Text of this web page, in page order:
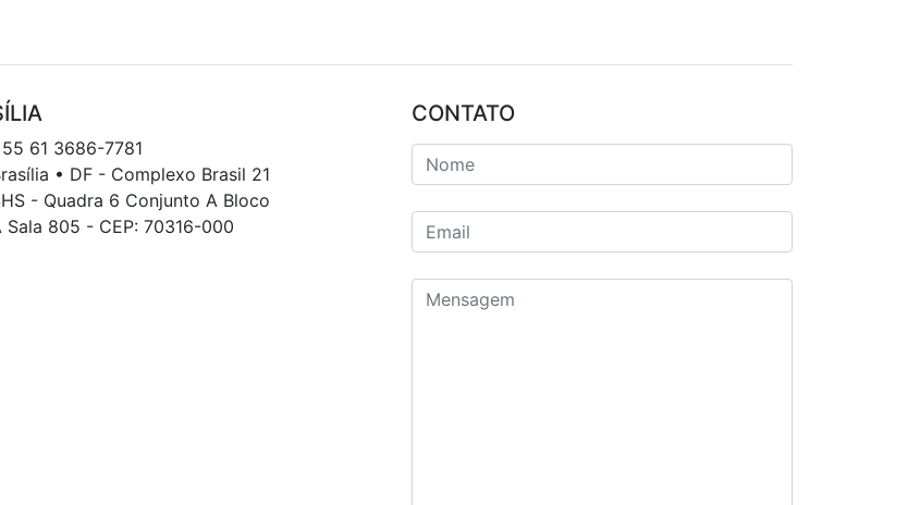
61 3686-7781
• DF - Complexo Brasil 21
- Quadra 6 Conjunto A Bloco
Sala 805 - CEP: 70316-000
CONTATO